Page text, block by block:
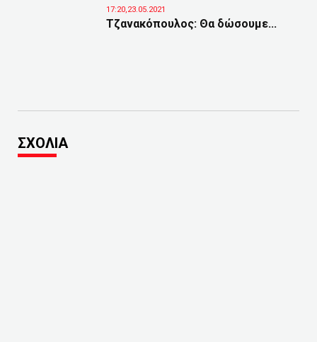
17:20,23.05.2021
Τζανακόπουλος: Θα δώσουμε...
ΣΧΟΛΙΑ